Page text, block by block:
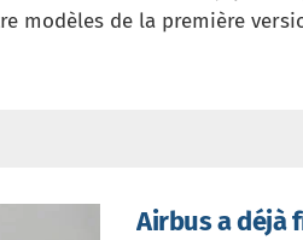
modèles de la première
Airbus a déjà